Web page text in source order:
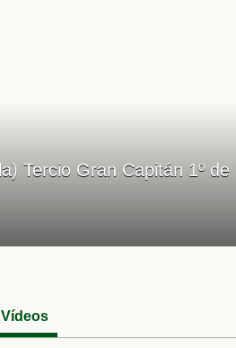
Tercio Gran Capitán 1º
Vídeos